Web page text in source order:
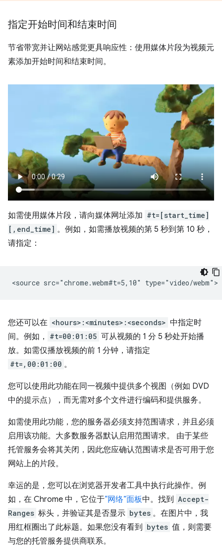
指定开始时间和结束时间
节省带宽并让网站感觉更具响应性：使用媒体片段为视频元
素添加开始时间和结束时间。
如需使用媒体片段，请向媒体网址添加 #t=[start_time]
[,end_time] 。例如，如需播放视频的第 5 秒到第 10 秒，
请指定：
您还可以在 <hours>:<minutes>:<seconds> 中指定时
间。例如，
#t=00:01:05 可从视频的 1 分 5 秒处开始播
放。如需仅播放视频的前 1 分钟，请指定
#t=,00:01:00 。
您可以使用此功能在同一视频中提供多个视图（例如 DVD
中的提示点），而无需对多个文件进行编码和提供服务。
如需使用此功能，您的服务器必须支持范围请求，并且必须
启用该功能。大多数服务器默认启用范围请求。 由于某些
托管服务会将其关闭，因此您应确认范围请求是否可用于您
网站上的片段。
幸运的是，您可以在浏览器开发者工具中执行此操作。例
如，在 Chrome 中，它位于“网络”面板中。找到 Accept-
Ranges 标头，并验证其是否显示 bytes 。在图片中，我
用红框圈出了此标题。如果您没有看到 bytes 值，则需要
与您的托管服务提供商联系。